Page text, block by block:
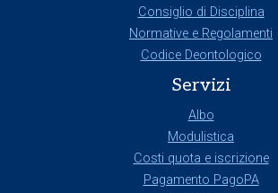
Consiglio di Disciplina
Normative e Regolamenti
Codice Deontologico
Servizi
Albo
Modulistica
Costi quota e iscrizione
Pagamento PagoPA